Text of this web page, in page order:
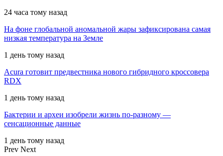
24 часа тому назад
На фоне глобальной аномальной жары зафиксирована самая
низкая температура на Земле
1 день тому назад
Acura готовит предвестника нового гибридного кроссовера
RDX
1 день тому назад
Бактерии и археи изобрели жизнь по-разному —
сенсационные данные
1 день тому назад
Prev Next